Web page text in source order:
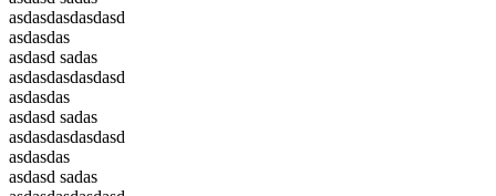
asdasdasdasdasd
asdasdas
asdasd sadas
asdasdasdasdasd
asdasdas
asdasd sadas
asdasdasdasdasd
asdasdas
asdasd sadas